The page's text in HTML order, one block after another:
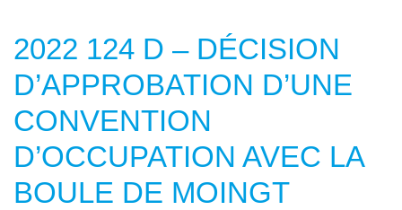
2022 124 D – DÉCISION
D’APPROBATION D’UNE
CONVENTION
D’OCCUPATION AVEC LA
BOULE DE MOINGT